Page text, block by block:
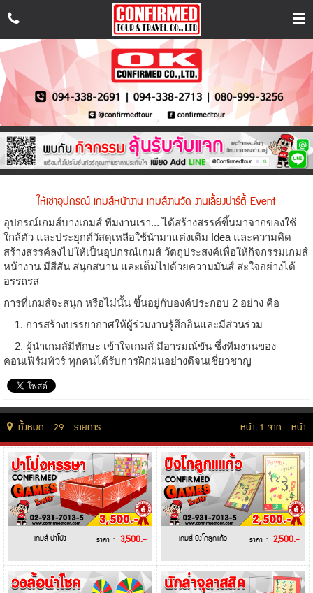
เข้า
ระบบ
สม
ค
ชิก
FaceBook
Messenger
LINE
@confirmedtour
Call.
02-
931-
7013
Call.
02-
931-
7014
Call.
02-
ให้เช่าอุปกรณ์ เกมส์หน้างาน เกมส์งานวัด งานเลี้ยงปาร์ตี้ Event
อุปกรณ์เกมส์บางเกมส์ ทีมงานเรา... ได้สร้างสรรค์ขึ้นมาจากของใช้
ใกล้ตัว และประยุกต์วัสดุเหลือใช้นำมาแต่งเติม Idea และความคิด
สร้างสรรค์ลงไปให้เป็นอุปกรณ์เกมส์ วัตถุประสงค์เพื่อให้กิจกรรมเกมส์
หน้างาน มีสีสัน สนุกสนาน และเต็มไปด้วยความมันส์ สะใจอย่างได้
อรรถรส
การที่เกมส์จะสนุก หรือไม่นั้น ขึ้นอยู่กับองค์ประกอบ 2 อย่าง คือ
1. การสร้างบรรยากาศให้ผู้ร่วมงานรู้สึกอินและมีส่วนร่วม
2. ผู้นำเกมส์มีทักษะ เข้าใจเกมส์ มีอารมณ์ขัน ซึ่งทีมงานของ
คอนเฟิร์มทัวร์ ทุกคนได้รับการฝึกฝนอย่างดีจนเชี่ยวชาญ
ทั้งหมด 29 รายการ หน้า 1 จาก หน้า
เกมส์ ปาโป่ง ราคา :3,500.- เกมส์ บิงโกลูกแก้ว ราคา :2,500.-